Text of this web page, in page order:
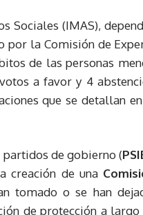
Sociales (IMAS),
la Comisión de
de las personas
a favor y 4
que se detallan
de gobierno (
creación de una
tomado o se han
de protección a